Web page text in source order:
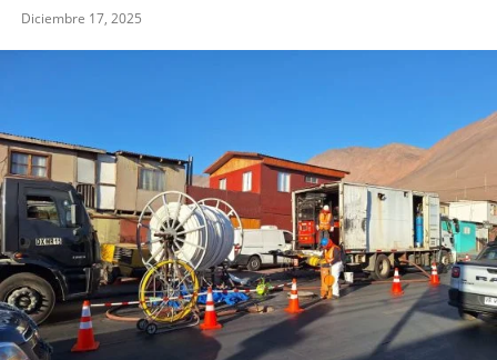
Diciembre 17, 2025